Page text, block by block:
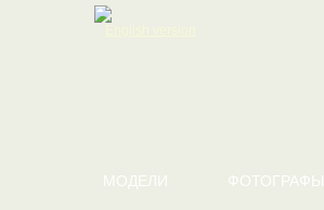
МОДЕЛИ ФОТОГРАФЫ